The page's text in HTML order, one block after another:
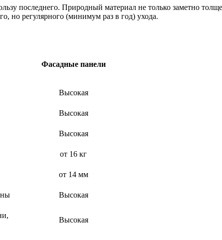
последнего. Природный материал не только заметно
но регулярного (минимум раз в год) ухода.
Фасадные панели
Высокая
Высокая
Высокая
от 16 кг
от 14 мм
Высокая
Высокая